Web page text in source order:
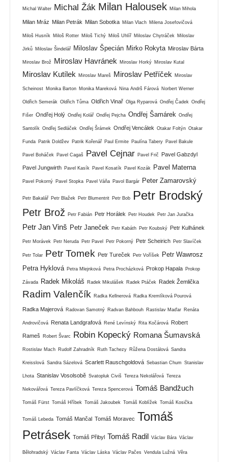
Michal Walter Michal Žák Milan Halousek Milan Mihola
Milan Mráz Milan Petrák Milan Sobotka Milan Vlach Milena Josefovičová
Miloš Husník Miloš Rotter Miloš Tichý Miloš Uhlíř Miloslav Chytráček Miloslav
Jirků Miloslav Šindelář Miloslav Špecián Mirko Rokyta Miroslav Bárta
Miroslav Brož Miroslav Havránek Miroslav Horký Miroslav Kutal
Miroslav Kutílek Miroslav Mareš Miroslav Petříček Miroslav
Scheinost Monika Barton Monika Mareková Nina Andrš Fárová Norbert Werner
Oldřich Semerák Oldřich Tůma Oldřich Vinař Olga Ryparová Ondřej Čadek Ondřej
Fišer Ondřej Holý Ondřej Kolář Ondřej Pejcha Ondřej Šamárek Ondřej
Santolík Ondřej Sedláček Ondřej Šrámek Ondřej Vencálek Otakar Foltýn Otakar
Funda Patrik Doldžev Patrik Kořenář Paul Ermite Paulína Tabery Pavel Bakule
Pavel Boháček Pavel Cagaš Pavel Cejnar Pavel Frič Pavel Gabzdyl
Pavel Jungwirth Pavel Kasík Pavel Kosatík Pavel Kozák Pavel Materna
Pavel Pokorný Pavel Stopka Pavel Váňa Pavol Bargár Peter Zamarovský
Petr Bakalář Petr Blažek Petr Blumentrit Petr Bob Petr Brodský
Petr Brož Petr Fabián Petr Horálek Petr Houdek Petr Jan Juračka
Petr Jan Vinš Petr Janeček Petr Kabáth Petr Koubský Petr Kulhánek
Petr Morávek Petr Neruda Petr Pavel Petr Pokorný Petr Scheirich Petr Slavíček
Petr Tolar Petr Tomek Petr Tureček Petr Voříšek
Petr Wawrosz
Petra Hyklová Petra Mlejnková Petra Procházková Prokop Hapala Prokop
Závada Radek Mikoláš Radek Mikulášek Radek Ptáček Radek Žemlička
Radim Valenčík Radka Kellnerová Radka Kremlíková Pourová
Radka Majerová Radovan Samotný Radvan Bahbouh Rastislav Maďar Renáta
Androvičová Renata Landgrafová René Levínský Rita Kočárová Robert
Rameš Robert Švarc Robin Kopecký Romana Šumavská
Rostislav Mach Rudolf Zahradník Ruth Tachezy Růžena Dostálová Sandra
Kreisslová Sandra Sázelová Scarlett Rauschgoldová Sebastian Chum Stanislav
Lhota Stanislav Vosolsobě Svatopluk Civiš Tereza Nekolářová Tereza
Nekovářová Tereza Pavlíčková Tereza Spencerová Tomáš Bandžuch
Tomáš Fürst Tomáš Hříbek Tomáš Jakoubek Tomáš Koblížek Tomáš Kosička
Tomáš Lebeda Tomáš Mančal Tomáš Moravec Tomáš
Petrásek Tomáš Přibyl Tomáš Radil Václav Bára Václav
Bělohradský Václav Fanta Václav Láska Václav Pačes Vendula Lužná Věra